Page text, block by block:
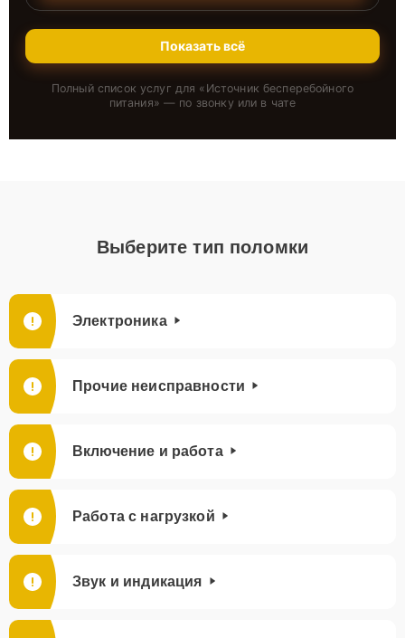
Показать всё
Полный список услуг для « Источник бесперебойного
питания» — по звонку или в чате
Выберите тип поломки
Электроника
Прочие неисправности
Включение и работа
Работа с нагрузкой
Звук и индикация